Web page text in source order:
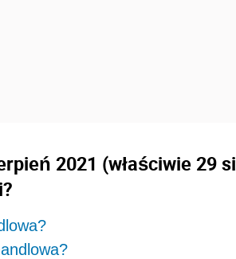
2021 (właściwie 29